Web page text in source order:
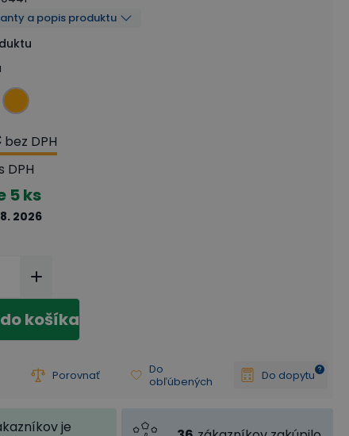
a popis produktu
bez DPH
DPH
5 ks
8. 2026
košíka
Porovnať
Do
obľúbených
Do dopytu
je